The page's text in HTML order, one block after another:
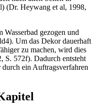
(Dr. Heywang et al, 1998,
gezogen und
Um das Dekor dauerhaft
zu machen, wird dies
S. 572f). Dadurch entsteht
ein Auftragsverfahren